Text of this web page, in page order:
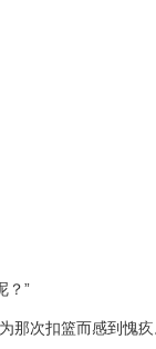
？”
那次扣篮而感到愧